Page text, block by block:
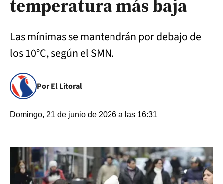
temperatura más baja
Las mínimas se mantendrán por debajo de
los 10°C, según el SMN.
Por El Litoral
Domingo, 21 de junio de 2026 a las 16:31